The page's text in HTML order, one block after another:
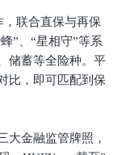
联合直保与再保
”、“星相守”等系
储蓄等全险种。平
比，即可匹配到保
大金融监管牌照，